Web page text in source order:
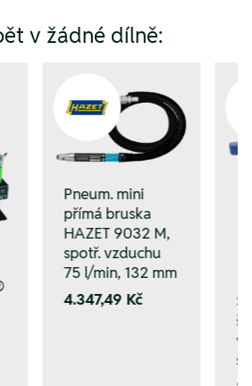
v žádné dílně:
Pneum. mini
přímá bruska
HAZET 9032 M,
spotř. vzduchu
75 l/min, 132 mm
4.347,49 Kč
v